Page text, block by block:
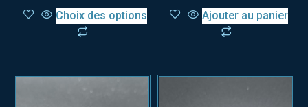
Choix des options Ajouter au panier